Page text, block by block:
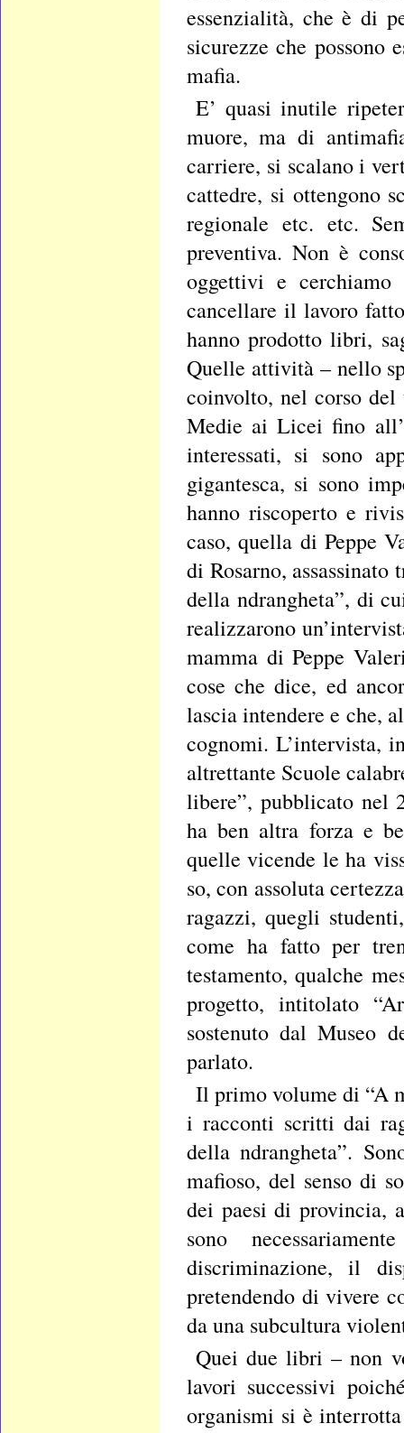
essenzialità, che è di
sicurezze che possono
mafia.
E’ quasi inutile
muore, ma di
carriere, si scalano i
cattedre, si ottengono
regionale etc. etc.
preventiva. Non è
oggettivi e
cancellare il lavoro
hanno prodotto libri,
Quelle attività – nello
coinvolto, nel corso
Medie ai Licei fino
interessati, si sono
gigantesca, si sono
hanno riscoperto e
caso, quella di Peppe
di Rosarno,
della ndrangheta”, di
realizzarono
mamma di Peppe
cose che dice, ed
lascia intendere e che,
cognomi. L’intervista,
altrettante Scuole
libere”, pubblicato nel
ha ben altra forza e
quelle vicende le ha
so, con assoluta
ragazzi, quegli
come ha fatto per
testamento, qualche
progetto, intitolato
sostenuto dal Museo
parlato.
Il primo volume di “A
i racconti scritti dai
della ndrangheta”.
mafioso, del senso di
dei paesi di provincia,
sono
discriminazione, il
pretendendo di vivere
da una subcultura
Quei due libri – non
lavori successivi
organismi si è